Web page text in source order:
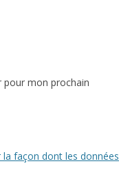
pour mon prochain
la façon dont les données